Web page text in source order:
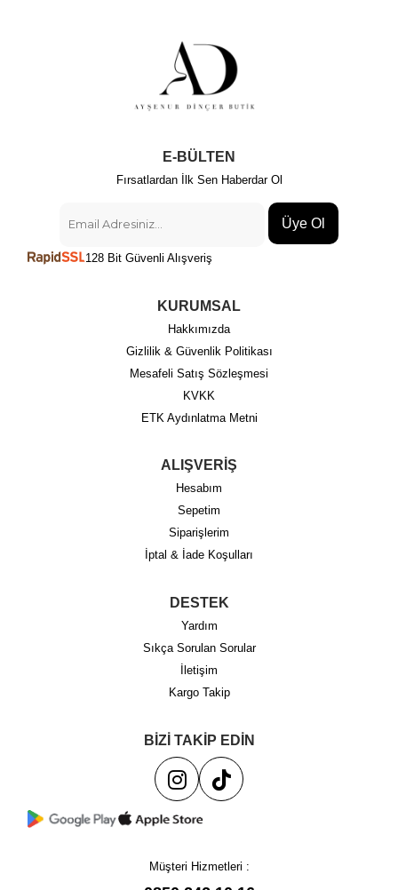
E-BÜLTEN
Fırsatlardan İlk Sen Haberdar Ol
Üye Ol
128 Bit Güvenli Alışveriş
KURUMSAL
Hakkımızda
Gizlilik & Güvenlik Politikası
Mesafeli Satış Sözleşmesi
KVKK
ETK Aydınlatma Metni
ALIŞVERİŞ
Hesabım
Sepetim
Siparişlerim
İptal & İade Koşulları
DESTEK
Yardım
Sıkça Sorulan Sorular
İletişim
Kargo Takip
BİZİ TAKİP EDİN
Müşteri Hizmetleri :